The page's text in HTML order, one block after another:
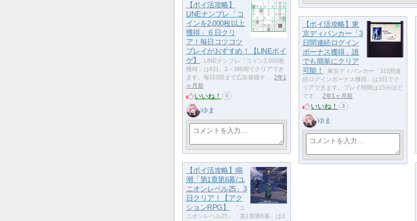
【ポイ活攻略】
LINEナンプレ「コ
インを2,000枚以上
獲得」６日クリ
ア！毎日コツコツ
プレイがおすすめ！【LINEポイ
ゲ】
LINEナンプレ「コイン2,000枚
獲得」は6日。2～3時間でクリアでき
ます。毎日3回まで広告視聴す… 2年1
ヶ月前
いいね！ 0
ゆま
【ポイ活攻略】東
京ディバンカー「3
日間連続ログイン
ボーナス獲得」誰
でも簡単にクリア
可能！
東京ディバンカー「3日間連
続ログインボーナス獲得」は3日でク
リアできます。プレイ時間は15分ほど
です… 2年1ヶ月前
いいね！ 3
ゆま
【ポイ活攻略】鳴
潮「第1章第6幕/ユ
ニオンレベル25」3
日クリア！【アク
ションRPG】
「ユ
ニオンレベル25」「第1章第6幕」は3